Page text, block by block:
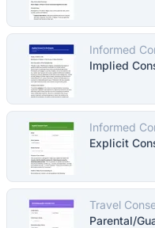
Informed
Implied
Informed
Explicit
Travel
Parental/